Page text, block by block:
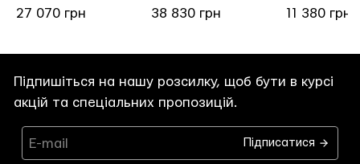
27 070 грн 38 830 грн 11 380 грн
Підпишіться на нашу розсилку, щоб бути в курсі
акцій та спеціальних пропозицій.
Підписатися